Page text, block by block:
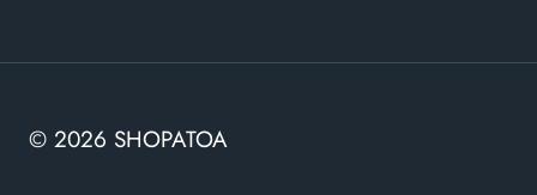
© 2026 SHOPATOA